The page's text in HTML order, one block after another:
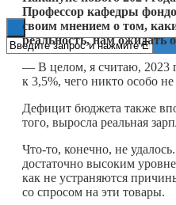
Профессор кафедры
своим мнением о том,
реальность, нам ожидать
— В целом, я считаю, 2023
к 3,5%, чего никто особо
Дефицит бюджета также
того, выросла реальная
Что-то, конечно, не
достаточно высоким
как не устраняются
со спросом на эти товары.